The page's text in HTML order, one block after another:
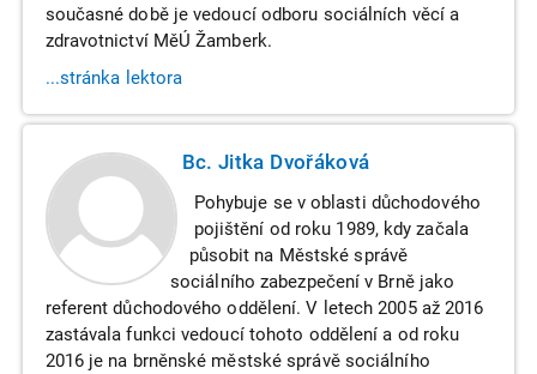
současné době je vedoucí odboru sociálních věcí a
zdravotnictví MěÚ Žamberk.
...stránka lektora
Bc. Jitka Dvořáková
Pohybuje se v oblasti důchodového
pojištění od roku 1989, kdy začala
působit na Městské správě
sociálního zabezpečení v Brně jako
referent důchodového oddělení. V letech 2005 až 2016
zastávala funkci vedoucí tohoto oddělení a od roku
2016 je na brněnské městské správě sociálního